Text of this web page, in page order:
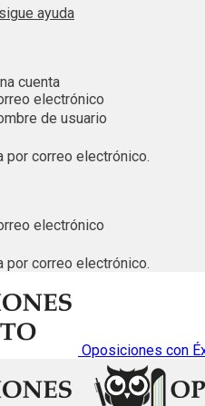
ayuda
cuenta
electrónico
de usuario
por correo electrónico.
electrónico
por correo electrónico.
Oposiciones con